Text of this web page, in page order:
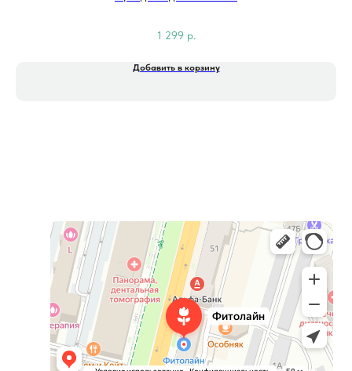
1 299 р.
Добавить в корзину
Фитолайн
Магазин цветов в Чебоксарах
Магазин подарков и сувениров в Чебоксарах